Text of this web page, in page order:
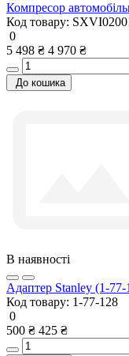
Компресор
Код товару:
0
5 498 ₴ 4 970 ₴
До кошика
В наявності
Адаптер Stanley (1-77-
Код товару: 1-77-128
0
500 ₴ 425 ₴